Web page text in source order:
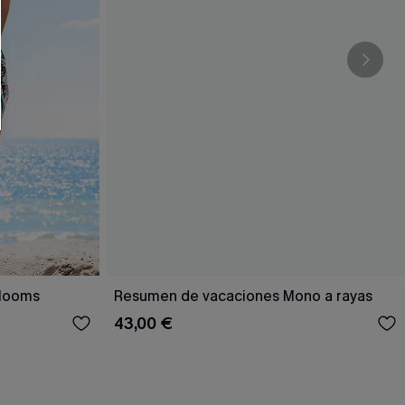
Resumen de vacaciones Mono a rayas
43,00 €
formulario, usted acepta nuestros
de Cupshe en cualquier momento del
compra. Podemos utilizar la
y ofertas adaptados a su perfil.